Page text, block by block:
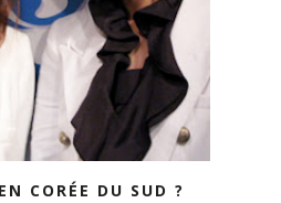
CORÉE DU SUD ?